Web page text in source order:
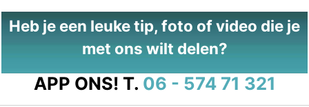
Heb je een leuke tip, foto of video die je
met ons wilt delen?
APP ONS! T. 06 - 574 71 321